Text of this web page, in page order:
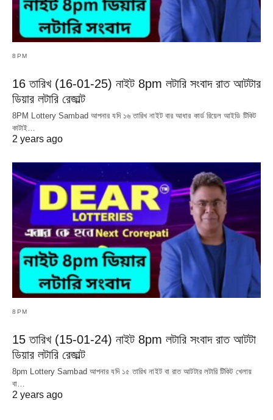
8PM
16 তারিখ (16-01-25) নাইট 8pm লটারি সংবাদ রাত আটটার
ডিয়ার লটারি রেজাল্ট
8PM Lottery Sambad আপনার যদি ১৬ তারিখ নাইট বার আধার কার্ড রিয়েল আইডি টিকিট
কাটাই…
2 years ago
8PM
15 তারিখ (15-01-24) নাইট 8pm লটারি সংবাদ রাত আটটা
ডিয়ার লটারি রেজাল্ট
8pm Lottery Sambad আপনার যদি ১৫ তারিখ নাইট বা রাত আটটার লটারি টিকিট খেলায়
বা…
2 years ago